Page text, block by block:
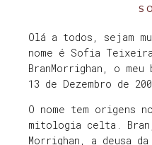
Olá a todos, sejam
nome é Sofia
BranMorrighan, o
13 de Dezembro de
O nome tem origens
mitologia celta.
Morrighan, a deusa